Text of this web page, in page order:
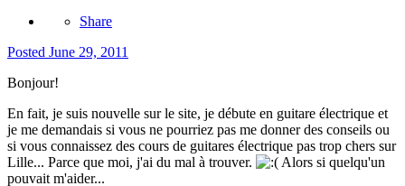
Share
Posted June 29, 2011
Bonjour!
En fait, je suis nouvelle sur le site, je débute en guitare électrique et
je me demandais si vous ne pourriez pas me donner des conseils ou
si vous connaissez des cours de guitares électrique pas trop chers sur
Lille... Parce que moi, j'ai du mal à trouver.
Alors si quelqu'un
pouvait m'aider...